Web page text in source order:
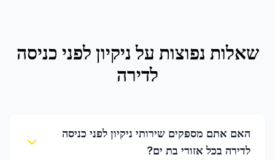
שאלות נפוצות על ניקיון לפני כניסה
לדירה
האם אתם מספקים שירותי ניקיון לפני כניסה
לדירה בכל אזורי בת ים?